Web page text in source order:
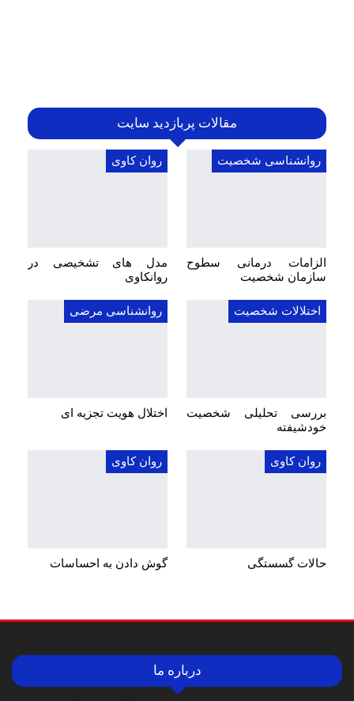
مقالات پربازدید سایت
روانشناسی شخصیت
الزامات درمانی سطوح
سازمان شخصیت
روان کاوی
مدل های تشخیصی در
روانکاوی
اختلالات شخصیت
بررسی تحلیلی شخصیت
خودشیفته
روانشناسی مرضی
اختلال هویت تجزیه ای
روان کاوی
حالات گسستگی
روان کاوی
گوش دادن به احساسات
درباره ما